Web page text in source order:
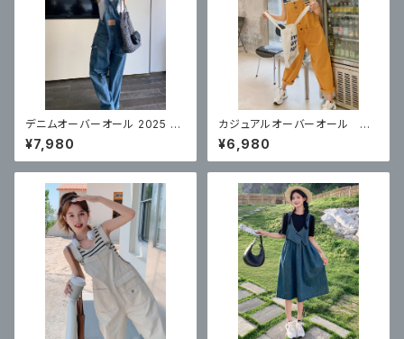
デニムオーバーオール 2025 新
しい薄いレトロカジュアルハイウ
エストルーズ痩身ジャンプスー
ツ小柄な人向け
¥7,980
カジュアルオーバーオール ス
トレートパンツ
¥6,980